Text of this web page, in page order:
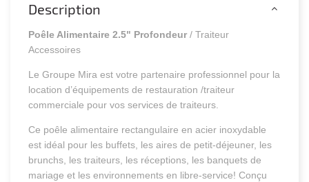
Description
Poêle Alimentaire 2.5" Profondeur/ Traiteur
Accessoires
Le Groupe Mira est votre partenaire professionnel pour la
location d’équipements de restauration /traiteur
commerciale pour vos services de traiteurs.
Ce poêle alimentaire rectangulaire en acier inoxydable
est idéal pour les buffets, les aires de petit-déjeuner, les
brunchs, les traiteurs, les réceptions, les banquets de
mariage et les environnements en libre-service! Conçu